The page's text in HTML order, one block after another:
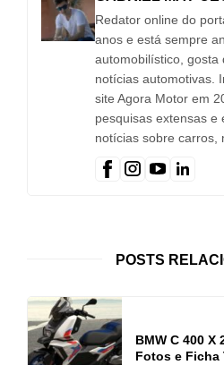
Redator online do
anos e está sempre
automobilístico, gosta
notícias automotivas.
site Agora Motor em
pesquisas extensas e
notícias sobre carros,
POSTS
BMW C 400 X
Fotos e Ficha